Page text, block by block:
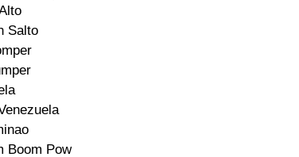
Salto
Boom Pow